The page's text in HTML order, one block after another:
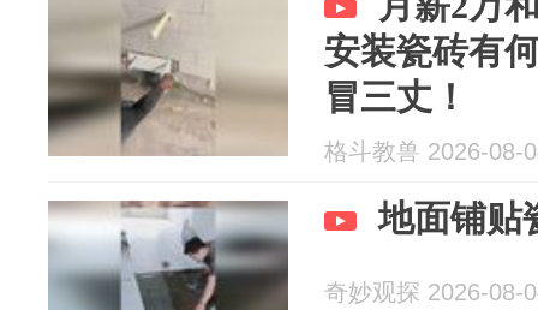
安装瓷砖有
冒三丈！
格斗教兽 2026-08-
地面铺贴
奇妙观探 2026-08-